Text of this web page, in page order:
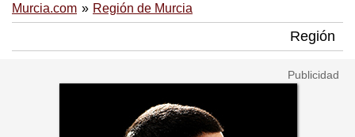
Murcia.com Región de Murcia
Región